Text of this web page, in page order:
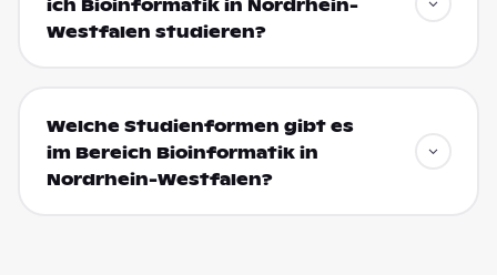
ich Bioinformatik in Nordrhein-
Westfalen studieren?
Welche Studienformen gibt es
im Bereich Bioinformatik in
Nordrhein-Westfalen?